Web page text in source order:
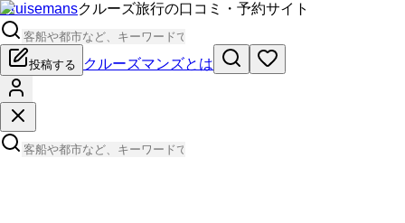
Cruisemansクルーズ旅行の口コミ・予約サイト
投稿する クルーズマンズとは